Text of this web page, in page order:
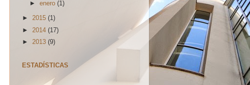
►enero(1)
► 2015 (1)
► 2014 (17)
► 2013 (9)
ESTADÍSTICAS